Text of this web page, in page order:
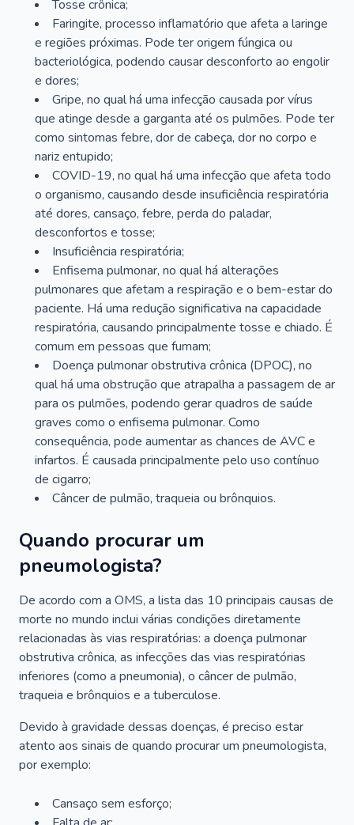
Tosse crônica;
Faringite, processo inflamatório que afeta a laringe
e regiões próximas. Pode ter origem fúngica ou
bacteriológica, podendo causar desconforto ao engolir
e dores;
Gripe, no qual há uma infecção causada por vírus
que atinge desde a garganta até os pulmões. Pode ter
como sintomas febre, dor de cabeça, dor no corpo e
nariz entupido;
COVID-19, no qual há uma infecção que afeta todo
o organismo, causando desde insuficiência respiratória
até dores, cansaço, febre, perda do paladar,
desconfortos e tosse;
Insuficiência respiratória;
Enfisema pulmonar, no qual há alterações
pulmonares que afetam a respiração e o bem-estar do
paciente. Há uma redução significativa na capacidade
respiratória, causando principalmente tosse e chiado. É
comum em pessoas que fumam;
Doença pulmonar obstrutiva crônica (DPOC), no
qual há uma obstrução que atrapalha a passagem de ar
para os pulmões, podendo gerar quadros de saúde
graves como o enfisema pulmonar. Como
consequência, pode aumentar as chances de AVC e
infartos. É causada principalmente pelo uso contínuo
de cigarro;
Câncer de pulmão, traqueia ou brônquios.
Quando procurar um
pneumologista?
De acordo com a OMS, a lista das 10 principais causas de
morte no mundo inclui várias condições diretamente
relacionadas às vias respiratórias: a doença pulmonar
obstrutiva crônica, as infecções das vias respiratórias
inferiores (como a pneumonia), o câncer de pulmão,
traqueia e brônquios e a tuberculose.
Devido à gravidade dessas doenças, é preciso estar
atento aos sinais de quando procurar um pneumologista,
por exemplo:
Cansaço sem esforço;